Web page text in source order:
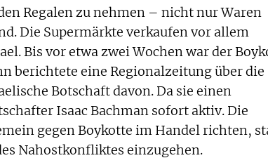
Regalen zu nehmen – nicht nur Waren
Die Supermärkte verkaufen vor allem
Bis vor etwa zwei Wochen war der
berichtete eine Regionalzeitung über die
Botschaft davon. Da sie einen
Isaac Bachman sofort aktiv. Die
gegen Boykotte im Handel richten,
Nahostkonfliktes einzugehen.